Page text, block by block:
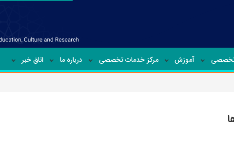
آموزش مرکز خدمات تخصصی درباره ما اتاق خبر